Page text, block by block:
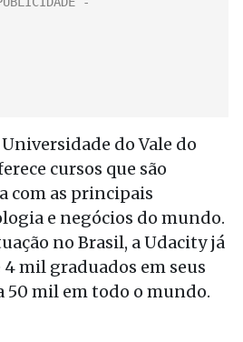
do Vale do
cursos que são
com as principais
e negócios do mundo.
no Brasil, a Udacity já
mil graduados em seus
50 mil em todo o mundo.